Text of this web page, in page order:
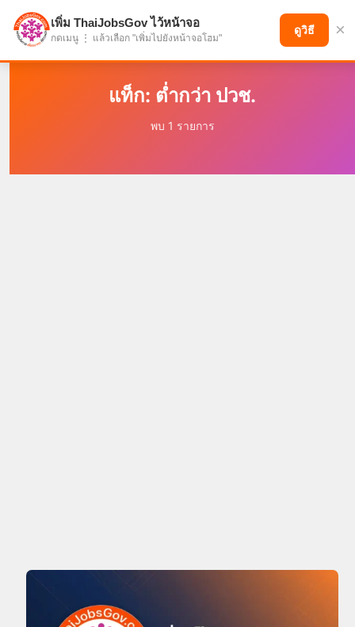
แบ่งปันโอกาส เพื่ออนาคตที่ก้าวหน้า
แท็ก: ต่ำกว่า ปวช.
พบ 1 รายการ
เพิ่ม ThaiJobsGov ไว้หน้าจอ
กดเมนู ⋮ แล้วเลือก "เพิ่มไปยังหน้าจอโฮม"
ดูวิธี ×